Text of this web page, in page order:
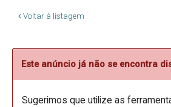
Voltar à listagem
Este anúncio já não se encontra
Sugerimos que utilize as